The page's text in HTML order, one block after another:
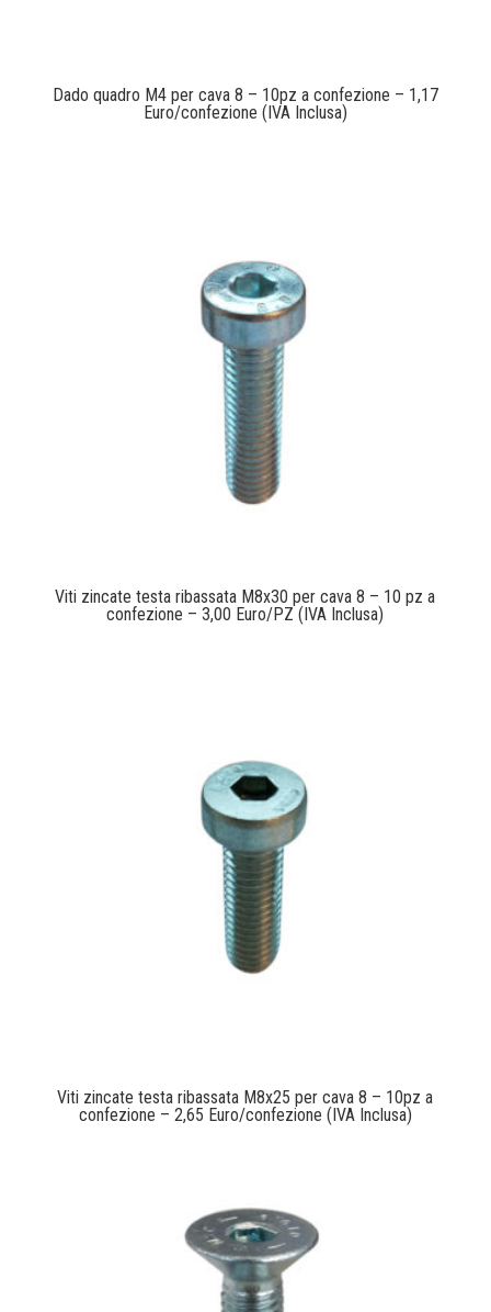
Dado quadro M4 per cava 8 – 10pz a confezione – 1,17
Euro/confezione (IVA Inclusa)
Viti zincate testa ribassata M8x30 per cava 8 – 10 pz a
confezione – 3,00 Euro/PZ (IVA Inclusa)
Viti zincate testa ribassata M8x25 per cava 8 – 10pz a
confezione – 2,65 Euro/confezione (IVA Inclusa)